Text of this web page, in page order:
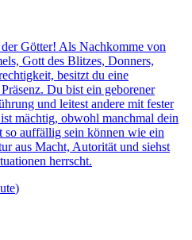
Götter! Als Nachkomme von
Gott des Blitzes, Donners,
besitzt du eine
Du bist ein geborener
und leitest andere mit fester
mächtig, obwohl manchmal dein
so auffällig sein können wie ein
aus Macht, Autorität und siehst
herrscht.
)